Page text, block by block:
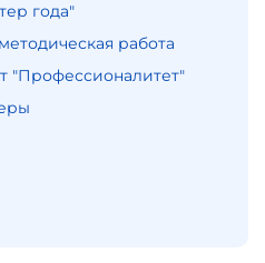
года"
работа
"Профессионалитет"